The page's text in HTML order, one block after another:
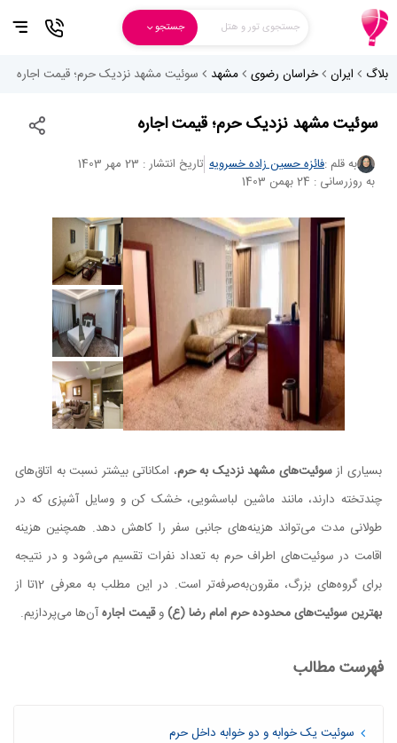
جستجوی تور و هتل جستجو
بلاگ ایران خراسان رضوی مشهد سوئیت مشهد نزدیک حرم؛ قیمت اجاره
سوئیت مشهد نزدیک حرم؛ قیمت اجاره
به قلم :فائزه حسین زاده خسرویه تاریخ انتشار : 23 مهر 1403
به روزرسانی : 24 بهمن 1403
بسیاری ازسوئیت‌های مشهد نزدیک به حرم، امکاناتی بیشتر نسبت به اتاق‌های
چندتخته دارند، مانند ماشین لباسشویی، خشک کن و وسایل آشپزی که در
طولانی مدت می‌تواند هزینه‌های جانبی سفر را کاهش دهد. همچنین هزینه
اقامت در سوئیت‌های اطراف حرم به تعداد نفرات تقسیم می‌شود و در نتیجه
برای گروه‌های بزرگ، مقرون‌به‌صرفه‌تر است. در این مطلب به معرفی 12تا از
بهترین سوئیت‌های محدوده حرم امام رضا (ع)وقیمت اجارهآن‌ها می‌پردازیم.
فهرست مطالب
سوئیت یک خوابه و دو خوابه داخل حرم